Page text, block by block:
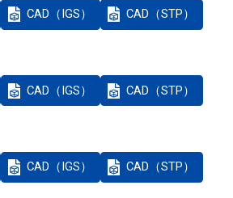
CAD（IGS） CAD（STP）
CAD（IGS） CAD（STP）
CAD（IGS） CAD（STP）